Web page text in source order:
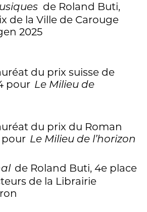
de Roland Buti,
de la Ville de Carouge
2025
du prix suisse de
pour Le Milieu de
du prix du Roman
pour Le Milieu de l’horizon
de Roland Buti, 4e place
de la Librairie